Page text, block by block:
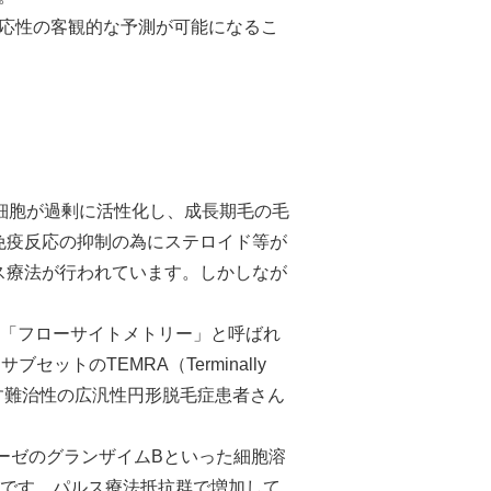
性の客観的な予測が可能になるこ
が過剰に活性化し、成長期毛の毛
反応の抑制の為にステロイド等が
法が行われています。しかしなが
フローサイトメトリー」と呼ばれ
ブセットのTEMRA（Terminally
治性の広汎性円形脱毛症患者さん
のグランザイムBといった細胞溶
す。パルス療法抵抗群で増加して